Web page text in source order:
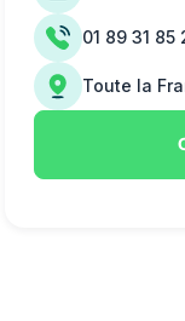
01 89 31 85
Toute la